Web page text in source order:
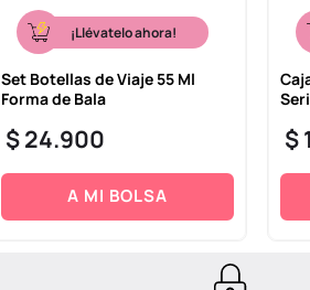
¡Llévatelo ahora!
Set Botellas de Viaje 55 Ml
Forma de Bala
$24.900
A MI BOLSA
$